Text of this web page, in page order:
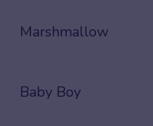
Marshmallow
Baby Boy